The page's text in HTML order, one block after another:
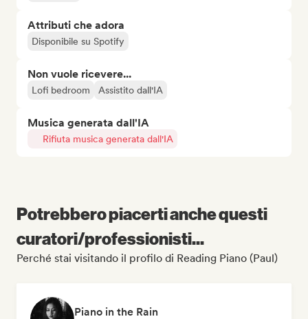
Attributi che adora
Disponibile su Spotify
Non vuole ricevere...
Lofi bedroom Assistito dall'IA
Musica generata dall'IA
Rifiuta musica generata dall'IA
Potrebbero piacerti anche questi
curatori/professionisti...
Perché stai visitando il profilo di Reading Piano (Paul)
Piano in the Rain